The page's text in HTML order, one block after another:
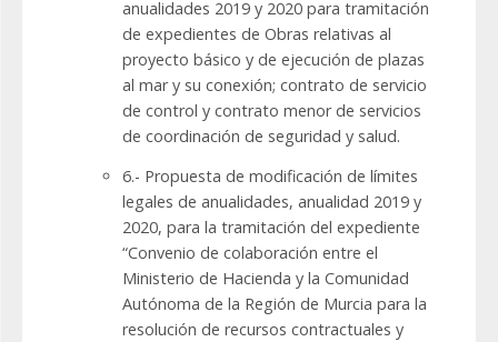
anualidades 2019 y 2020 para tramitación
de expedientes de Obras relativas al
proyecto básico y de ejecución de plazas
al mar y su conexión; contrato de servicio
de control y contrato menor de servicios
de coordinación de seguridad y salud.
6.- Propuesta de modificación de límites
legales de anualidades, anualidad 2019 y
2020, para la tramitación del expediente
“Convenio de colaboración entre el
Ministerio de Hacienda y la Comunidad
Autónoma de la Región de Murcia para la
resolución de recursos contractuales y